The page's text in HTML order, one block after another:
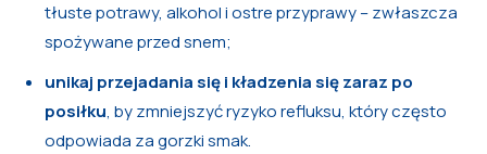
tłuste potrawy, alkohol i ostre przyprawy – zwłaszcza
spożywane przed snem;
unikaj przejadania się i kładzenia się zaraz po
posiłku, by zmniejszyć ryzyko refluksu, który często
odpowiada za gorzki smak.